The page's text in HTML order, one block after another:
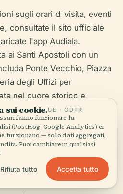
sugli orari di visita, eventi
consultate il sito ufficiale
l'app Audiala.
ai Santi Apostoli con un
Ponte Vecchio, Piazza
degli Uffizi per
nel cuore storico e
e Ulteriori
sui cookie.UE · GDPR
fanno funzionare la
(PostHog, Google Analytics) ci
funzionano — solo dati aggregati,
Puoi cambiare in qualsiasi
Rifiuta tutto Accetta tutto